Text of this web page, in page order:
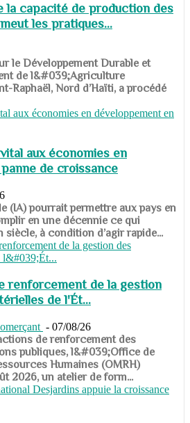
la capacité de production des
les pratiques...
le Développement Durable et
de l&#039;Agriculture
Raphaël, Nord d’Haïti, a procédé
aux économies en
de croissance
(IA) pourrait permettre aux pays en
en une décennie ce qui
à condition d’agir rapide...
renforcement de la gestion
de l'Ét...
- 07/08/26
de renforcement des
publiques, l&#039;Office de
Humaines (OMRH)
2026, un atelier de form...